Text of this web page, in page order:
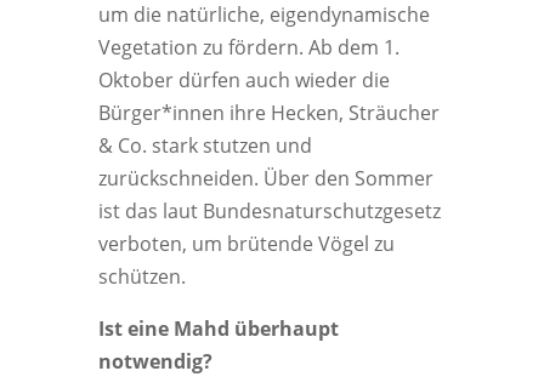
um die natürliche, eigendynamische
Vegetation zu fördern. Ab dem 1.
Oktober dürfen auch wieder die
Bürger*innen ihre Hecken, Sträucher
& Co. stark stutzen und
zurückschneiden. Über den Sommer
ist das laut Bundesnaturschutzgesetz
verboten, um brütende Vögel zu
schützen.
Ist eine Mahd überhaupt
notwendig?